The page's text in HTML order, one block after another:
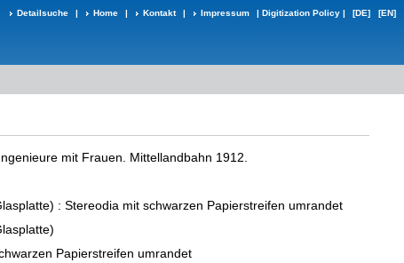
Detailsuche | Home | Kontakt | Impressum | Digitization Policy | [DE] [EN]
mit Frauen. Mittellandbahn 1912.
: Stereodia mit schwarzen Papierstreifen umrandet
Papierstreifen umrandet